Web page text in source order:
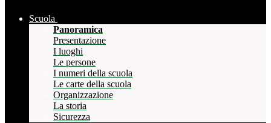
Scuola
Panoramica
Presentazione
I luoghi
Le persone
I numeri della scuola
Le carte della scuola
Organizzazione
La storia
Sicurezza